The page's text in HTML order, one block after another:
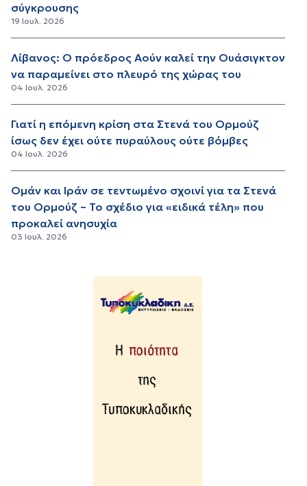
σύγκρουσης
19 Ιουλ. 2026
Λίβανος: Ο πρόεδρος Αούν καλεί την Ουάσιγκτον
να παραμείνει στο πλευρό της χώρας του
04 Ιουλ. 2026
Γιατί η επόμενη κρίση στα Στενά του Ορμούζ
ίσως δεν έχει ούτε πυραύλους ούτε βόμβες
04 Ιουλ. 2026
Ομάν και Ιράν σε τεντωμένο σχοινί για τα Στενά
του Ορμούζ – Το σχέδιο για «ειδικά τέλη» που
προκαλεί ανησυχία
03 Ιουλ. 2026